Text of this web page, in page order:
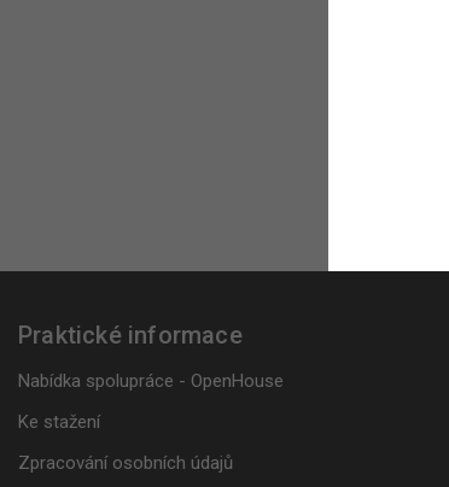
Praktické informace
Nabídka spolupráce - OpenHouse
Ke stažení
Zpracování osobních údajů